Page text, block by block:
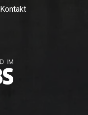
Kontakt